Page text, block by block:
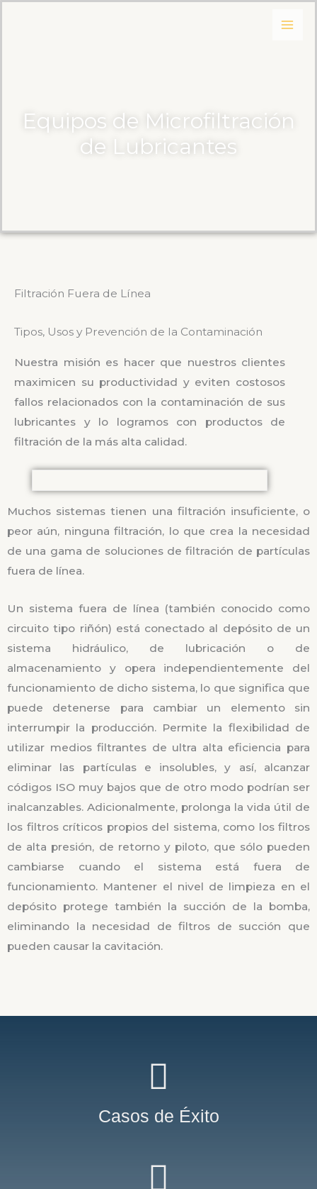
Equipos de Microfiltración
de Lubricantes
Filtración Fuera de Línea
Tipos, Usos y Prevención de la Contaminación
Nuestra misión es hacer que nuestros clientes
maximicen su productividad y eviten costosos
fallos relacionados con la contaminación de sus
lubricantes y lo logramos con productos de
filtración de la más alta calidad.
Muchos sistemas tienen una filtración insuficiente, o
peor aún, ninguna filtración, lo que crea la necesidad
de una gama de soluciones de filtración de partículas
fuera de línea.
Un sistema fuera de línea (también conocido como
circuito tipo riñón) está conectado al depósito de un
sistema hidráulico, de lubricación o de
almacenamiento y opera independientemente del
funcionamiento de dicho sistema, lo que significa que
puede detenerse para cambiar un elemento sin
interrumpir la producción. Permite la flexibilidad de
utilizar medios filtrantes de ultra alta eficiencia para
eliminar las partículas e insolubles, y así, alcanzar
códigos ISO muy bajos que de otro modo podrían ser
inalcanzables. Adicionalmente, prolonga la vida útil de
los filtros críticos propios del sistema, como los filtros
de alta presión, de retorno y piloto, que sólo pueden
cambiarse cuando el sistema está fuera de
funcionamiento. Mantener el nivel de limpieza en el
depósito protege también la succión de la bomba,
eliminando la necesidad de filtros de succión que
pueden causar la cavitación.
Casos de Éxito